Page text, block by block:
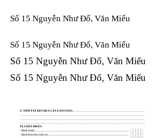
Số 15 Nguyễn Như Đổ, Văn Miếu
Số 15 Nguyễn Như Đổ, Văn Miếu​​​​
Số 15 Nguyễn Như Đổ, Văn Miếu​​​​
Số 15 Nguyễn Như Đổ, Văn Miếu​​​​